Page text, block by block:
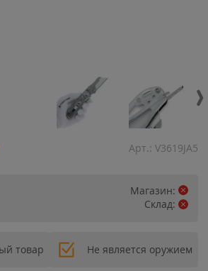
Арт.: V3619JA5
Магазин:
Склад:
товар Не является оружием